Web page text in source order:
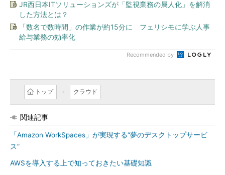
JR西日本ITソリューションズが「監視業務の属人化」を解消
した方法とは？
「数名で数時間」の作業が約15分に フェリシモに学ぶ人事
給与業務の効率化
Recommended by
トップ クラウド
関連記事
「Amazon WorkSpaces」が実現する“夢のデスクトップサービ
ス”
AWSを導入する上で知っておきたい基礎知識